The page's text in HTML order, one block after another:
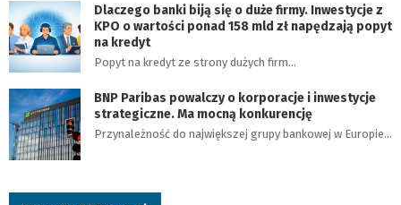
Dlaczego banki biją się o duże firmy. Inwestycje z
KPO o wartości ponad 158 mld zł napędzają popyt
na kredyt
Popyt na kredyt ze strony dużych firm…
BNP Paribas powalczy o korporacje i inwestycje
strategiczne. Ma mocną konkurencję
Przynależność do największej grupy bankowej w Europie…